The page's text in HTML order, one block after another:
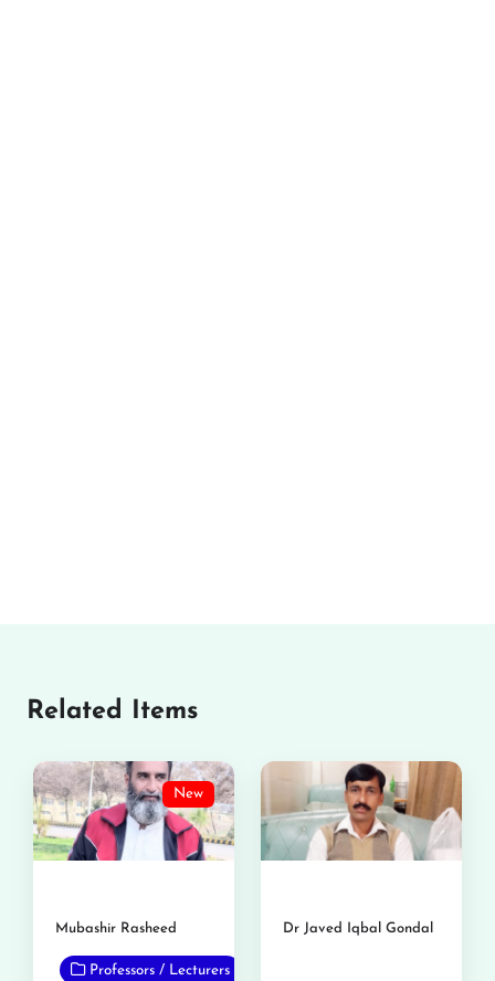
Related Items
New
Mubashir Rasheed
Professors / Lecturers
Dr Javed Iqbal Gondal